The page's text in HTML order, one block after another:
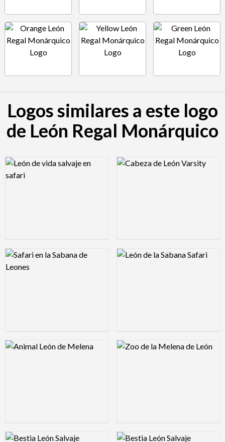
Logos similares a este logo
de León Regal Monárquico
Logo Preview Image Logo Preview Image
Logo Preview Image Logo Preview Image
Logo Preview Image Logo Preview Image
Logo Preview Image Logo Preview Image